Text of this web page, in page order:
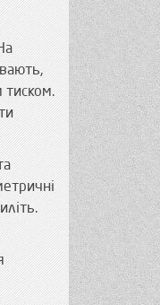
тиском.